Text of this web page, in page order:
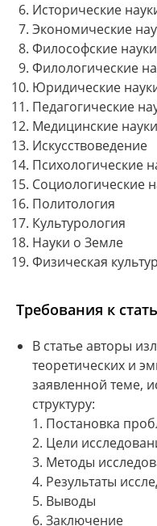
Исторические
Экономические
Философские науки
Филологические
Юридические
Педагогические
Медицинские науки
Искусствоведение
Психологические
Социологические
Политология
Культурология
Науки о Земле
Физическая
Требования к
В статье авторы
теоретических и
заявленной теме,
структуру:
1. Постановка
2. Цели
3. Методы
4. Результаты
5. Выводы
6. Заключение